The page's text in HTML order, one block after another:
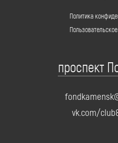
Политика
проспект
vk.com/